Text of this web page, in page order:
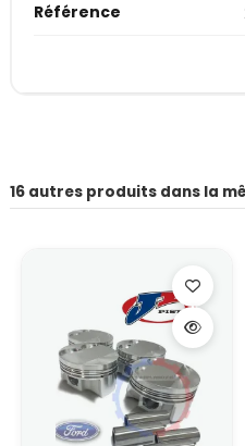
Référence
16 autres produits dans la